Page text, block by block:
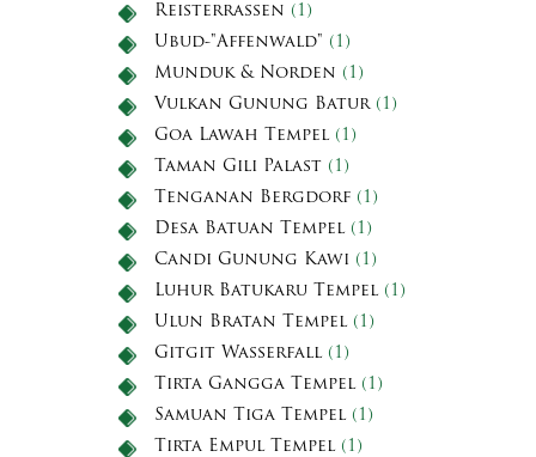
Reisterrassen (1)
Ubud-"Affenwald" (1)
Munduk & Norden (1)
Vulkan Gunung Batur(1)
Goa Lawah Tempel (1)
Taman Gili Palast (1)
Tenganan Bergdorf (1)
Desa Batuan Tempel (1)
Candi Gunung Kawi (1)
Luhur Batukaru Tempel (1)
Ulun Bratan Tempel (1)
Gitgit Wasserfall (1)
Tirta Gangga Tempel (1)
Samuan Tiga Tempel (1)
Tirta Empul Tempel (1)